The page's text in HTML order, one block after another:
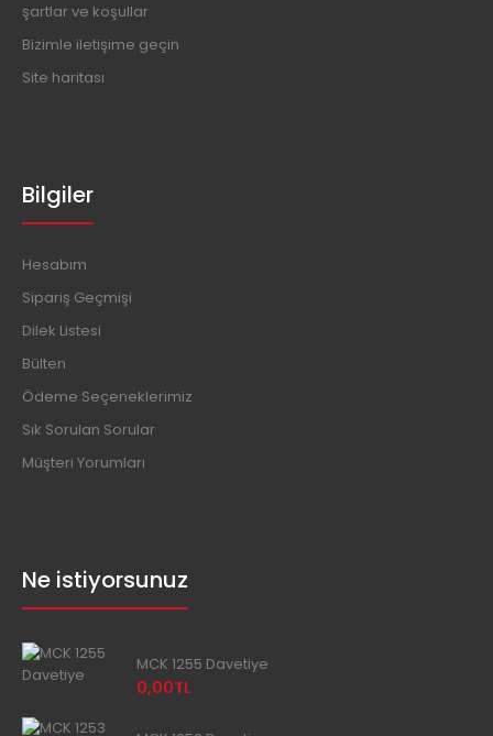
şartlar ve koşullar
Bizimle iletişime geçin
Site haritası
Bilgiler
Hesabım
Sipariş Geçmişi
Dilek Listesi
Bülten
Ödeme Seçeneklerimiz
Sık Sorulan Sorular
Müşteri Yorumları
Ne istiyorsunuz
MCK 1255 Davetiye
0,00TL